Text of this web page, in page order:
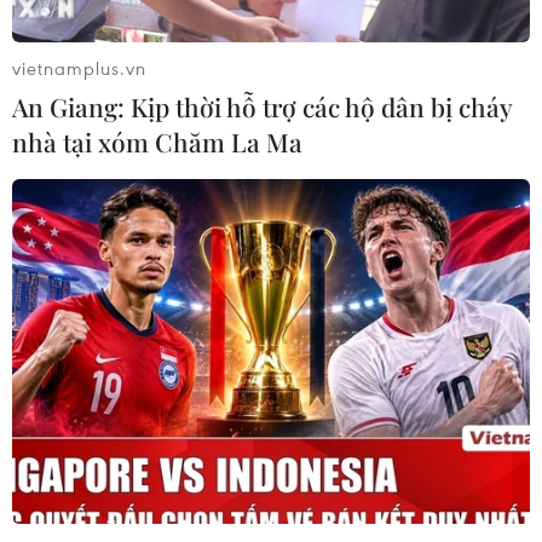
Tập đoàn Chevron bán bớt các tài sản trị
giá khoảng 10 tỷ USD
11/12/2019 04:52
Chevrn sẽ bán bớt các tài sản trị giá khoảng 10-11 tỷ USD
của tập đoàn này trong bối cảnh Chevron cân nhắc từ
bỏ một số dự án do giá dầu mỏ và khí tự nhiên sụt
giảm.
vietnamplus.vn
An Giang: Kịp thời hỗ trợ các hộ dân bị cháy
nhà tại xóm Chăm La Ma